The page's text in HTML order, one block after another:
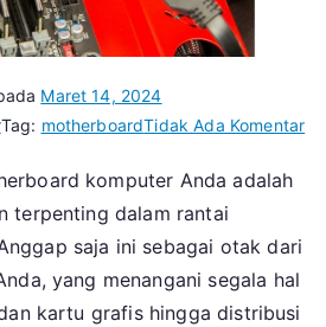
Maret 14, 2024
Tag: motherboardTidak Ada Komentar
komputer Anda adalah
terpenting dalam rantai
saja ini sebagai otak dari
yang menangani segala hal
kartu grafis hingga distribusi